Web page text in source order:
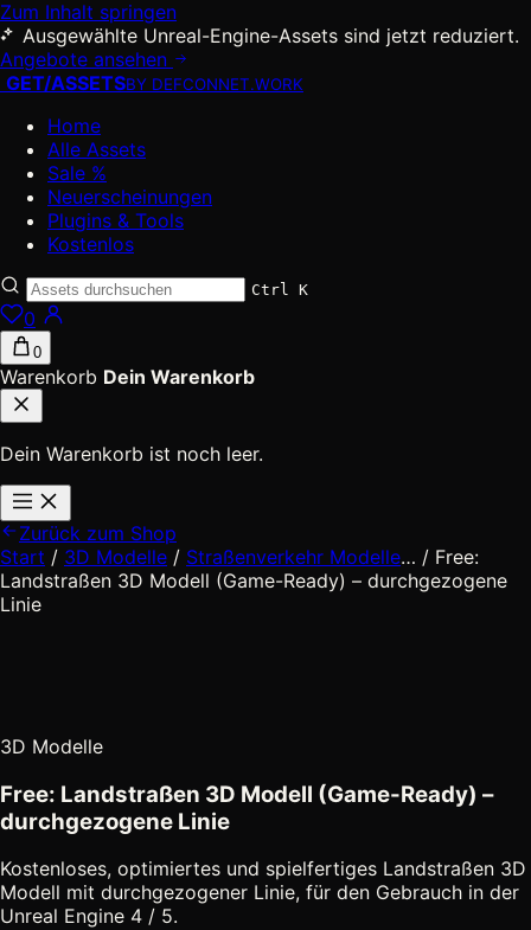
Zum Inhalt springen
Ausgewählte Unreal-Engine-Assets sind jetzt reduziert.
Angebote ansehen
GET/ASSETSBY DEFCONNET.WORK
Home
Alle Assets
Sale %
Neuerscheinungen
Plugins & Tools
Kostenlos
Ctrl K
0
0
Warenkorb Dein Warenkorb
Dein Warenkorb ist noch leer.
Zurück zum Shop
Start / 3D Modelle / Straßenverkehr Modelle… / Free:
Landstraßen 3D Modell (Game-Ready) – durchgezogene
Linie
3D Modelle
Free: Landstraßen 3D Modell (Game-Ready) –
durchgezogene Linie
Kostenloses, optimiertes und spielfertiges Landstraßen 3D
Modell mit durchgezogener Linie, für den Gebrauch in der
Unreal Engine 4 / 5.